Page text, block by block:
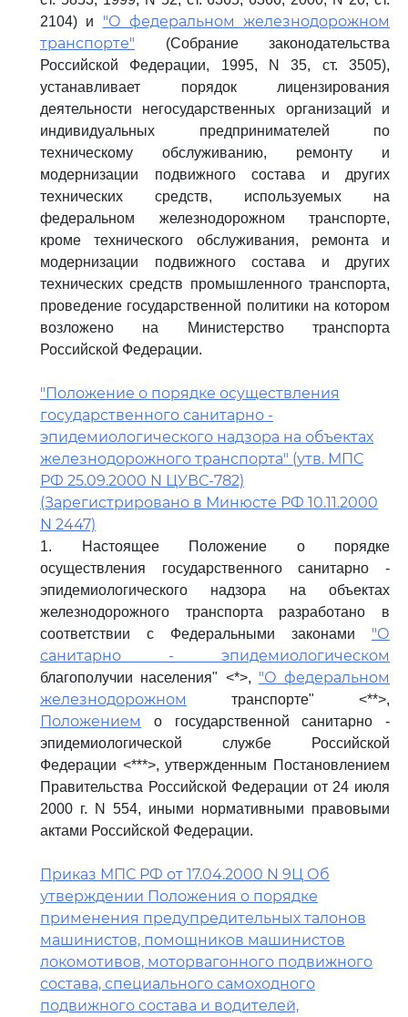
2104) и "О федеральном железнодорожном
транспорте" (Собрание законодательства
Российской Федерации, 1995, N 35, ст. 3505),
устанавливает порядок лицензирования
деятельности негосударственных организаций и
индивидуальных предпринимателей по
техническому обслуживанию, ремонту и
модернизации подвижного состава и других
технических средств, используемых на
федеральном железнодорожном транспорте,
кроме технического обслуживания, ремонта и
модернизации подвижного состава и других
технических средств промышленного транспорта,
проведение государственной политики на котором
возложено на Министерство транспорта
Российской Федерации.
"Положение о порядке осуществления
государственного санитарно -
эпидемиологического надзора на объектах
железнодорожного транспорта" (утв. МПС
РФ 25.09.2000 N ЦУВС-782)
(Зарегистрировано в Минюсте РФ 10.11.2000
N 2447)
1. Настоящее Положение о порядке
осуществления государственного санитарно -
эпидемиологического надзора на объектах
железнодорожного транспорта разработано в
соответствии с Федеральными законами "О
санитарно - эпидемиологическом
благополучии населения" <*>, "О федеральном
железнодорожном
транспорте" <**>,
Положением
о государственной санитарно -
эпидемиологической службе Российской
Федерации <***>, утвержденным Постановлением
Правительства Российской Федерации от 24 июля
2000 г. N 554, иными нормативными правовыми
актами Российской Федерации.
Приказ МПС РФ от 17.04.2000 N 9Ц Об
утверждении Положения о порядке
применения предупредительных талонов
машинистов, помощников машинистов
локомотивов, моторвагонного подвижного
состава, специального самоходного
подвижного состава и водителей,